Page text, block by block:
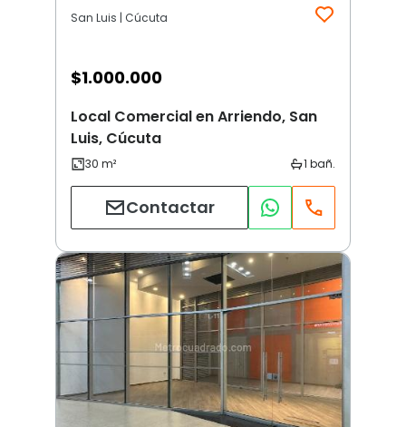
San Luis | Cúcuta
$1.000.000
Local Comercial en Arriendo, San
Luis, Cúcuta
Contactar